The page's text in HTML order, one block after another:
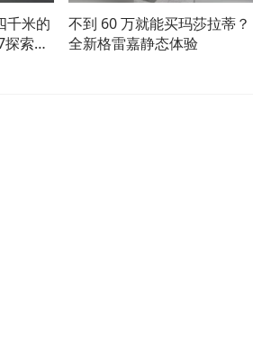
千米的
索川
不到 60 万就能买玛莎拉蒂？
全新格雷嘉静态体验